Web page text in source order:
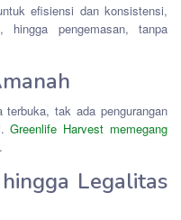
efisiensi dan konsistensi,
pengemasan, tanpa
tak ada pengurangan
Greenlife Harvest memegang
.
Legalitas